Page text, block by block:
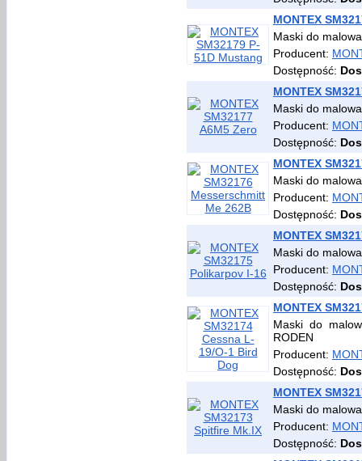
MONTEX
Maski do
Producent:
Dostępność:
MONTEX
Maski do
Producent:
Dostępność:
MONTEX
Maski do
Producent:
Dostępność:
MONTEX
Maski do
Producent:
Dostępność:
MONTEX
Maski do
RODEN
Producent:
Dostępność:
MONTEX
Maski do
Producent:
Dostępność: